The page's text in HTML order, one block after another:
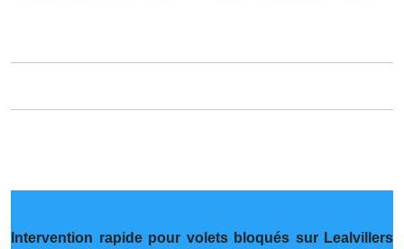
Intervention rapide pour volets bloqués sur Lealvillers